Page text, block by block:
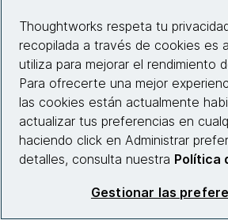
pasos en este ciclo de
hacia la automatización. Junto con
de los informes de datos, podrían
alertas de emisiones
junto con alertas presupuestarias.
internos podrían considerar la
especie de "asignación de
la mano de una asignación
mientras el mundo se propone
colectivamente las emisiones de
Thoughtworks respeta tu
recopilada a través de cookies es
utiliza para mejorar el rendimiento
Para ofrecerte una mejor
las cookies están actualmente
actualizar tus preferencias en
haciendo click en Administrar
detalles, consulta nuestra Política
Gestionar las